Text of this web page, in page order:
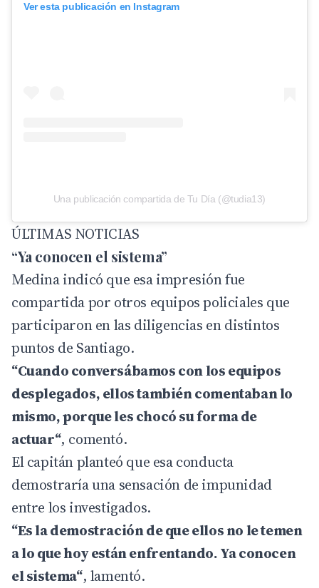
Ver esta publicación en Instagram
Una publicación compartida de Tu Día (@tudia13)
ÚLTIMAS NOTICIAS
“Ya conocen el sistema”
Medina indicó que esa impresión fue
compartida por otros equipos policiales que
participaron en las diligencias en distintos
puntos de Santiago.
“Cuando conversábamos con los equipos
desplegados, ellos también comentaban lo
mismo, porque les chocó su forma de
actuar“, comentó.
El capitán planteó que esa conducta
demostraría una sensación de impunidad
entre los investigados.
“Es la demostración de que ellos no le temen
a lo que hoy están enfrentando. Ya conocen
el sistema“, lamentó.